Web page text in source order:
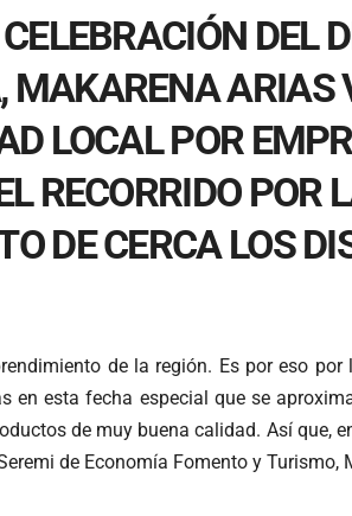
DEL
MAKARENA ARIAS
LOCAL POR
RECORRIDO POR
DE CERCA LOS
de la región. Es por eso
esta fecha especial que se
de muy buena calidad. Así que,
de Economía Fomento y Turismo,